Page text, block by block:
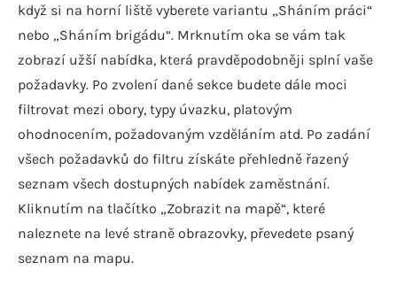
když si na horní liště vyberete variantu „Sháním práci“
nebo „Sháním brigádu“. Mrknutím oka se vám tak
zobrazí užší nabídka, která pravděpodobněji splní vaše
požadavky. Po zvolení dané sekce budete dále moci
filtrovat mezi obory, typy úvazku, platovým
ohodnocením, požadovaným vzděláním atd. Po zadání
všech požadavků do filtru získáte přehledně řazený
seznam všech dostupných nabídek zaměstnání.
Kliknutím na tlačítko „Zobrazit na mapě“, které
naleznete na levé straně obrazovky, převedete psaný
seznam na mapu.